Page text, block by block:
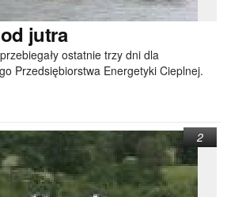
jutra
ostatnie trzy dni dla
Przedsiębiorstwa Energetyki Cieplnej.
2